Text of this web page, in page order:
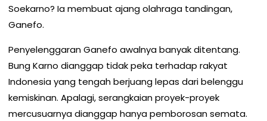
Soekarno? Ia membuat ajang olahraga tandingan,
Ganefo.
Penyelenggaran Ganefo awalnya banyak ditentang.
Bung Karno dianggap tidak peka terhadap rakyat
Indonesia yang tengah berjuang lepas dari belenggu
kemiskinan. Apalagi, serangkaian proyek-proyek
mercusuarnya dianggap hanya pemborosan semata.